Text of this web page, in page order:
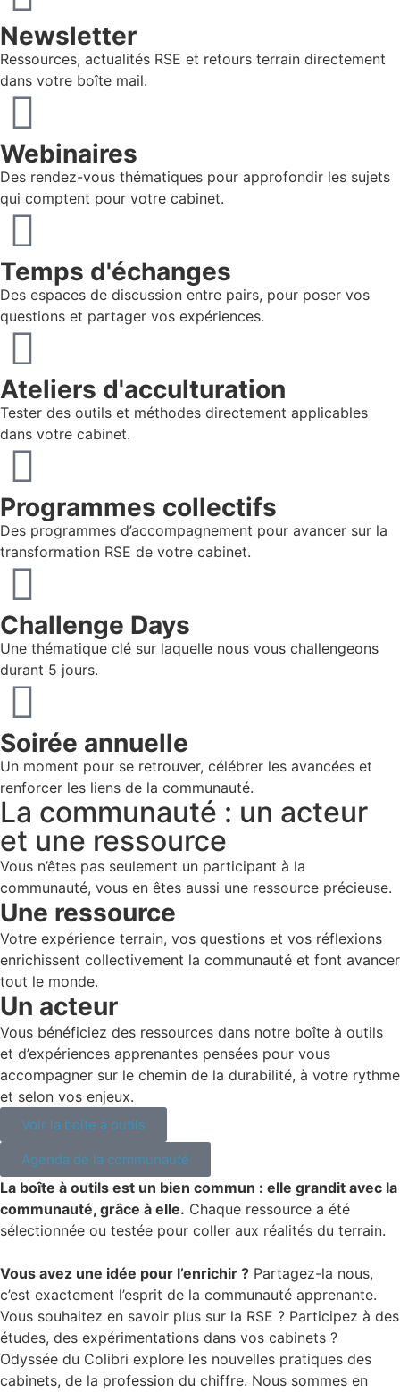
Newsletter
Ressources, actualités RSE et retours terrain directement
dans votre boîte mail.
Webinaires
Des rendez-vous thématiques pour approfondir les sujets
qui comptent pour votre cabinet.
Temps d'échanges
Des espaces de discussion entre pairs, pour poser vos
questions et partager vos expériences.
Ateliers d'acculturation
Tester des outils et méthodes directement applicables
dans votre cabinet.
Programmes collectifs
Des programmes d’accompagnement pour avancer sur la
transformation RSE de votre cabinet.
Challenge Days
Une thématique clé sur laquelle nous vous challengeons
durant 5 jours.
Soirée annuelle
Un moment pour se retrouver, célébrer les avancées et
renforcer les liens de la communauté.
La communauté : un acteur
et une ressource
Vous n’êtes pas seulement un participant à la
communauté, vous en êtes aussi une ressource précieuse.
Une ressource
Votre expérience terrain, vos questions et vos réflexions
enrichissent collectivement la communauté et font avancer
tout le monde.
Un acteur
Vous bénéficiez des ressources dans notre boîte à outils
et d’expériences apprenantes pensées pour vous
accompagner sur le chemin de la durabilité, à votre rythme
et selon vos enjeux.
Voir la boîte à outils
Agenda de la communauté
La boîte à outils est un bien commun : elle grandit avec la
communauté, grâce à elle. Chaque ressource a été
sélectionnée ou testée pour coller aux réalités du terrain.
Vous avez une idée pour l’enrichir ? Partagez-la nous,
c’est exactement l’esprit de la communauté apprenante.
Vous souhaitez en savoir plus sur la RSE ? Participez à des
études, des expérimentations dans vos cabinets ?
Odyssée du Colibri explore les nouvelles pratiques des
cabinets, de la profession du chiffre. Nous sommes en